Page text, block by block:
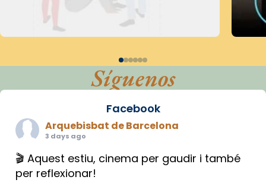
Síguenos
Facebook
Arquebisbat de Barcelona
3 days ago
🎬 Aquest estiu, cinema per gaudir i també
per reflexionar!